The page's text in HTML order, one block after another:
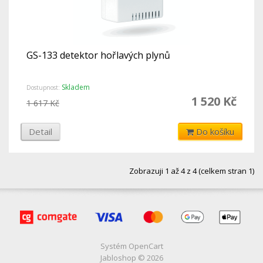
GS-133 detektor hořlavých plynů
Dostupnost: Skladem
1 520 Kč
1 617 Kč
Detail Do košíku
Zobrazuji 1 až 4 z 4 (celkem stran 1)
Systém OpenCart
Jabloshop © 2026